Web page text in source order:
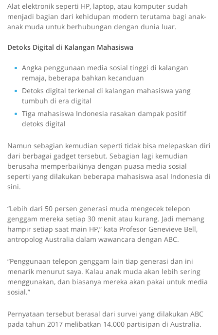
Alat elektronik seperti HP, laptop, atau komputer sudah
menjadi bagian dari kehidupan modern terutama bagi anak-
anak muda untuk berhubungan dengan dunia luar.
Detoks Digital di Kalangan Mahasiswa
Angka penggunaan media sosial tinggi di kalangan
remaja, beberapa bahkan kecanduan
Detoks digital terkenal di kalangan mahasiswa yang
tumbuh di era digital
Tiga mahasiswa Indonesia rasakan dampak positif
detoks digital
Namun sebagian kemudian seperti tidak bisa melepaskan diri
dari berbagai gadget tersebut. Sebagian lagi kemudian
berusaha memperbaikinya dengan puasa media sosial
seperti yang dilakukan beberapa mahasiswa asal Indonesia di
sini.
“Lebih dari 50 persen generasi muda mengecek telepon
genggam mereka setiap 30 menit atau kurang. Jadi memang
hampir setiap saat main HP,” kata Profesor Genevieve Bell,
antropolog Australia dalam wawancara dengan ABC.
“Penggunaan telepon genggam lain tiap generasi dan ini
menarik menurut saya. Kalau anak muda akan lebih sering
menggunakan, dan biasanya mereka akan pakai untuk media
sosial.”
Pernyataan tersebut berasal dari survei yang dilakukan ABC
pada tahun 2017 melibatkan 14.000 partisipan di Australia.